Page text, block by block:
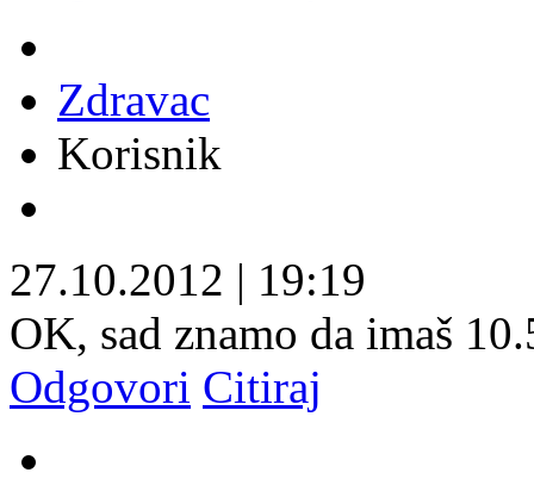
Zdravac
Korisnik
27.10.2012 | 19:19
OK, sad znamo da imaš
Odgovori Citiraj